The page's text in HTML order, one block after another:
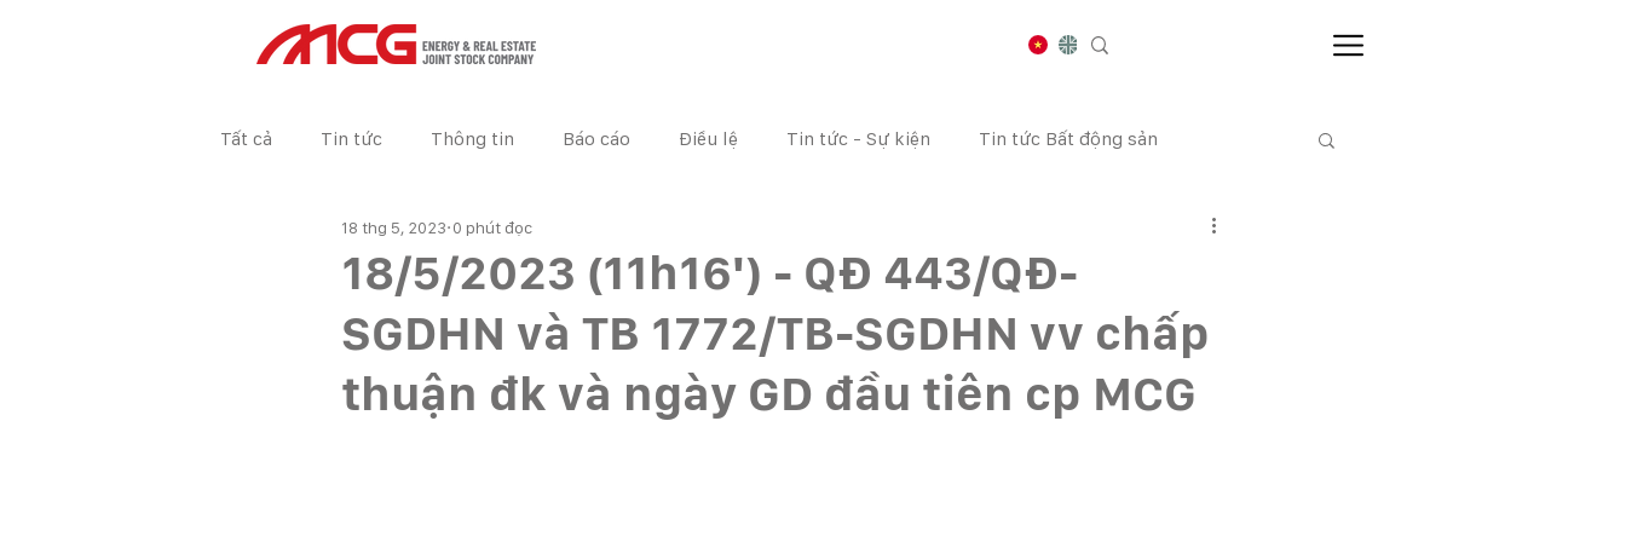
Tất cả Tin tức Thông tin Báo cáo Điều lệ Tin tức - Sự kiện Tin tức Bất động sản
Tin tức Dự án BÁO CÁO TÀI CHÍNH
18/5/2023 (11h16') - QĐ 443/QĐ-
SGDHN và TB 1772/TB-SGDHN vv chấp
thuận đk và ngày GD đầu tiên cp MCG
18 thg 5, 2023 0 phút đọc